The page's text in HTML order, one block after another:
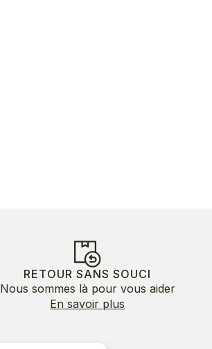
RETOUR SANS SOUCI
Nous sommes là pour vous aider
En savoir plus